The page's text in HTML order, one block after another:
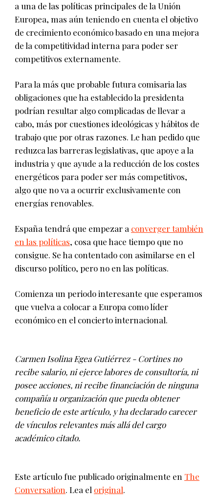
a una de las políticas principales de la Unión
Europea, mas aún teniendo en cuenta el objetivo
de crecimiento económico basado en una mejora
de la competitividad interna para poder ser
competitivos externamente.
Para la más que probable futura comisaria las
obligaciones que ha establecido la presidenta
podrían resultar algo complicadas de llevar a
cabo, más por cuestiones ideológicas y hábitos de
trabajo que por otras razones. Le han pedido que
reduzca las barreras legislativas, que apoye a la
industria y que ayude a la reducción de los costes
energéticos para poder ser más competitivos,
algo que no va a ocurrir exclusivamente con
energías renovables.
España tendrá que empezar a converger también
en las políticas, cosa que hace tiempo que no
consigue. Se ha contentado con asimilarse en el
discurso político, pero no en las políticas.
Comienza un periodo interesante que esperamos
que vuelva a colocar a Europa como líder
económico en el concierto internacional.
Carmen Isolina Egea Gutiérrez - Cortines no
recibe salario, ni ejerce labores de consultoría, ni
posee acciones, ni recibe financiación de ninguna
compañía u organización que pueda obtener
beneficio de este artículo, y ha declarado carecer
de vínculos relevantes más allá del cargo
académico citado.
Este artículo fue publicado originalmente en The
Conversation. Lea el original.